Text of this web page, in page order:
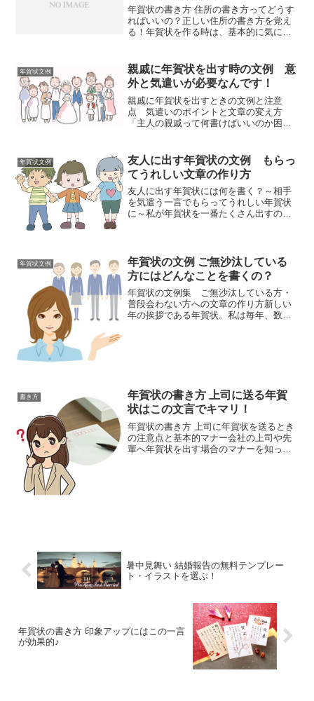
年賀状の書き方 住所の書き方ってどうす
ればいいの？正しい住所の書き方を覚え
る！年賀状を作る時は、基本的に気にな
よね。でも、初めて年賀状を作るときは
表面の書き方や住所の書...
年賀状文例
親戚に年賀状を出す時の文例 意
外と気遣いが必要なんです！
親戚に年賀状を出すときの文例と注意
点 気遣いのポイントと文章の変え方
「主人の親戚って何書けばいいのか困
文面に困る方が多いです。いろいろお世
話になってる（と思う・・...
年賀状文例
友人に出す年賀状の文例 もらっ
てうれしい文章の作り方
友人に出す年賀状には何を書く？～相手
を気遣う一言でもらってうれしい年賀状
に～私が年賀状を一番たくさん出すのは
会えませんし、遠方に住ん...
年賀状文例
年賀状の文例 ご無沙汰している
方にはどんなことを書くの？
年賀状の文例集 ご無沙汰している方・
普段会わない方への文章の作り方新しい
年の挨拶である年賀状。私は毎年、数十
書き方
年賀状の書き方 上司に送る年賀
状はこの文言でキマリ！
年賀状の書き方 上司に年賀状を送るとき
の注意点と基本的マナー会社の上司や先
輩へ年賀状を出す場合のマナーを知って
暑中見舞い 結婚報告の無料テンプレー
ト・イラストを選ぶ！
年賀状の書き方 印象アップにはこの一言
が効果的♪